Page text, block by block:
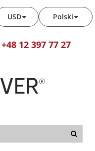
Polski
USD
+48 12 397 77 27